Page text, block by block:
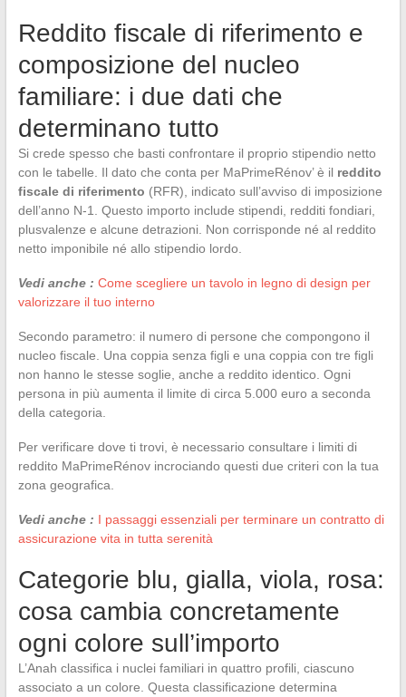
Reddito fiscale di riferimento e
composizione del nucleo
familiare: i due dati che
determinano tutto
Si crede spesso che basti confrontare il proprio stipendio netto
con le tabelle. Il dato che conta per MaPrimeRénov’ è il reddito
fiscale di riferimento (RFR), indicato sull’avviso di imposizione
dell’anno N-1. Questo importo include stipendi, redditi fondiari,
plusvalenze e alcune detrazioni. Non corrisponde né al reddito
netto imponibile né allo stipendio lordo.
Vedi anche : Come scegliere un tavolo in legno di design per
valorizzare il tuo interno
Secondo parametro: il numero di persone che compongono il
nucleo fiscale. Una coppia senza figli e una coppia con tre figli
non hanno le stesse soglie, anche a reddito identico. Ogni
persona in più aumenta il limite di circa 5.000 euro a seconda
della categoria.
Per verificare dove ti trovi, è necessario consultare i limiti di
reddito MaPrimeRénov incrociando questi due criteri con la tua
zona geografica.
Vedi anche : I passaggi essenziali per terminare un contratto di
assicurazione vita in tutta serenità
Categorie blu, gialla, viola, rosa:
cosa cambia concretamente
ogni colore sull’importo
L’Anah classifica i nuclei familiari in quattro profili, ciascuno
associato a un colore. Questa classificazione determina